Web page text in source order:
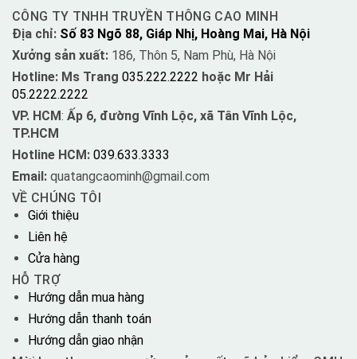
CÔNG TY TNHH TRUYỀN THÔNG CAO MINH
Địa chỉ: Số 83 Ngõ 88, Giáp Nhị, Hoàng Mai, Hà Nội
Xưởng sản xuất: 186, Thôn 5, Nam Phù, Hà Nội
Hotline: Ms Trang 035.222.2222 hoặc Mr Hải
05.2222.2222
VP. HCM: Ấp 6, đường Vĩnh Lộc, xã Tân Vĩnh Lộc,
TP.HCM
Hotline HCM: 039.633.3333
Email: quatangcaominh@gmail.com
VỀ CHÚNG TÔI
Giới thiệu
Liên hệ
Cửa hàng
HỖ TRỢ
Hướng dẫn mua hàng
Hướng dẫn thanh toán
Hướng dẫn giao nhận